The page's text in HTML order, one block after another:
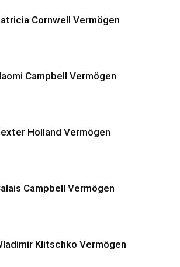
Cornwell Vermögen
Campbell Vermögen
Holland Vermögen
Campbell Vermögen
Klitschko Vermögen